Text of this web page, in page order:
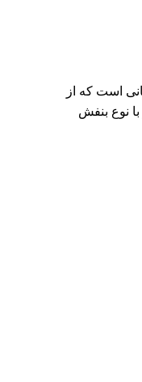
است که از
نوع بنفش